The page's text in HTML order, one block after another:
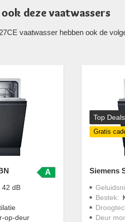
deze vaatwassers
vaatwasser hebben ook de
A
42 dB
op-deur
Top Deals
Gratis
Siemens
Bestek:
Deur